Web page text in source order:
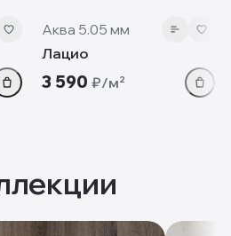
Аква 5.05 мм
Лацио
3 590 ₽/м²